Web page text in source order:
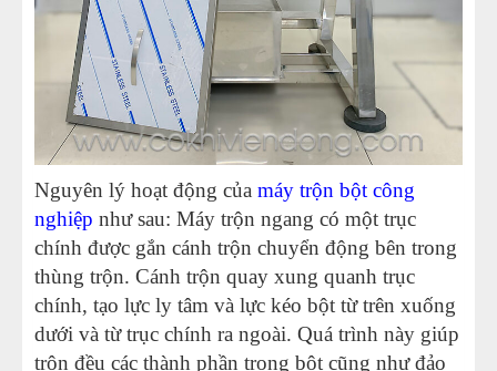
Nguyên lý hoạt động của máy trộn bột công
nghiệp như sau: Máy trộn ngang có một trục
chính được gắn cánh trộn chuyển động bên trong
thùng trộn. Cánh trộn quay xung quanh trục
chính, tạo lực ly tâm và lực kéo bột từ trên xuống
dưới và từ trục chính ra ngoài. Quá trình này giúp
trộn đều các thành phần trong bột cũng như đảo